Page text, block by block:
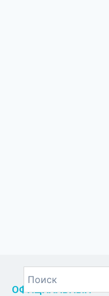
ОФИЦИАЛЬНЫЙ